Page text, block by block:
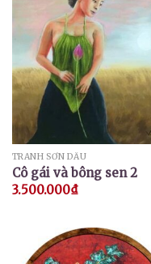
TRANH SƠN DẦU
Cô gái và bông sen 2
3.500.000₫